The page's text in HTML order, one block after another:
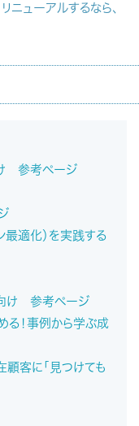
ューアルするなら、
参考ページ
適化）を実践する
向け 参考ページ
る！事例から学ぶ成
顧客に「見つけても